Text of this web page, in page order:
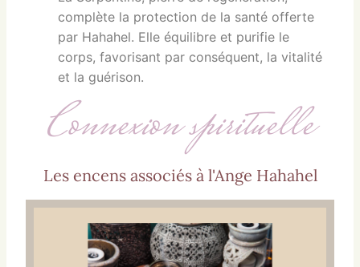
complète la protection de la santé offerte
par Hahahel. Elle équilibre et purifie le
corps, favorisant par conséquent, la vitalité
et la guérison.
Connexion spirituelle
Les encens associés à l'Ange Hahahel